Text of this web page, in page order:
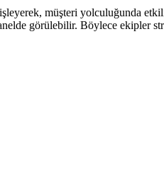
müşteri yolculuğunda
görülebilir. Böylece ekipler